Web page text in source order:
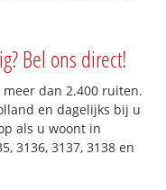
Bel ons direct!
dan 2.400 ruiten.
en dagelijks bij u
als u woont in
3136, 3137, 3138 en